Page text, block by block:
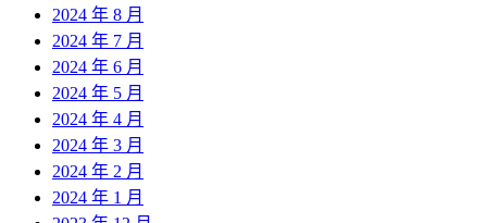
2024 年 8 月
2024 年 7 月
2024 年 6 月
2024 年 5 月
2024 年 4 月
2024 年 3 月
2024 年 2 月
2024 年 1 月